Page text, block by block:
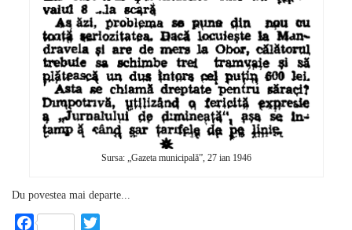
Sursa: „Gazeta municipală”, 27 ian 1946
Du povestea mai departe...
Facebook